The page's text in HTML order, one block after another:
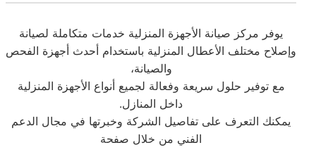
يوفر مركز صيانة الأجهزة المنزلية خدمات متكاملة لصيانة
وإصلاح مختلف الأعطال المنزلية باستخدام أحدث أجهزة الفحص
والصيانة،
مع توفير حلول سريعة وفعالة لجميع أنواع الأجهزة المنزلية
داخل المنازل.
يمكنك التعرف على تفاصيل الشركة وخبرتها في مجال الدعم
الفني من خلال صفحة